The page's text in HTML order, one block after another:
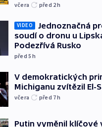
včera před 2h
VIDEO
Jednoznačná
soudí o dronu u
Podezřívá Rusko
před 5h
V demokratických
Michiganu zvítězil El-
včera před 7h
Putin vyměnil klíčové